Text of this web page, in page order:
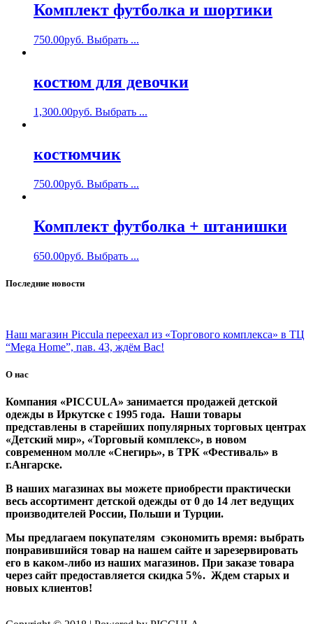
Комплект футболка и шортики
750.00руб. Выбрать ...
костюм для девочки
1,300.00руб. Выбрать ...
костюмчик
750.00руб. Выбрать ...
Комплект футболка + штанишки
650.00руб. Выбрать ...
Последние новости
Наш магазин Piccula переехал из «Торгового комплекса» в ТЦ
“Mega Home”, пав. 43, ждём Вас!
О нас
Компания «PICCULA» занимается продажей детской
одежды в Иркутске с 1995 года. Наши товары
представлены в старейших популярных торговых центрах
«Детский мир», «Торговый комплекс», в новом
современном молле «Снегирь», в ТРК «Фестиваль» в
г.Ангарске.
В наших магазинах вы можете приобрести практически
весь ассортимент детской одежды от 0 до 14 лет ведущих
производителей России, Польши и Турции.
Мы предлагаем покупателям сэкономить время: выбрать
понравившийся товар на нашем сайте и зарезервировать
его в каком-либо из наших магазинов. При заказе товара
через сайт предоставляется скидка 5%. Ждем старых и
новых клиентов!